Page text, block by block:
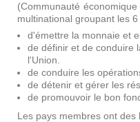
(Communauté
multinational groupant les
d'émettre la monnaie et
de définir et de conduire
l'Union.
de conduire les
de détenir et gérer les
de promouvoir le bon
Les pays membres ont